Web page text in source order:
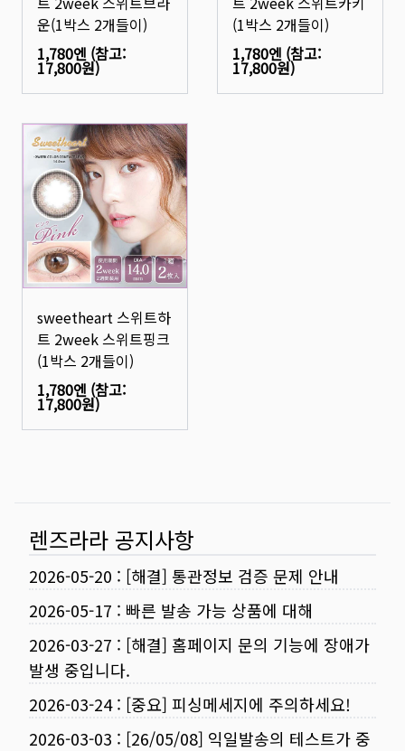
운(1박스 2개들이)
1,780엔 (참고:
17,800원)
(1박스 2개들이)
1,780엔 (참고:
17,800원)
sweetheart 스위트하
트 2week 스위트핑크
(1박스 2개들이)
1,780엔 (참고:
17,800원)
렌즈라라 공지사항
2026-05-20 : [해결] 통관정보 검증 문제 안내
2026-05-17 : 빠른 발송 가능 상품에 대해
2026-03-27 : [해결] 홈페이지 문의 기능에 장애가
발생 중입니다.
2026-03-24: [중요] 피싱메세지에 주의하세요!
2026-03-03 : [26/05/08] 익일발송의 테스트가 중